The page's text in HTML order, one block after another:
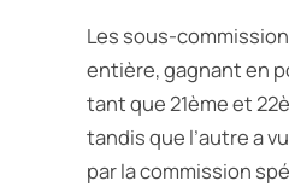
Les sous-
entière, gagnant en
tant que 21ème et
tandis que l’autre a
par la commission